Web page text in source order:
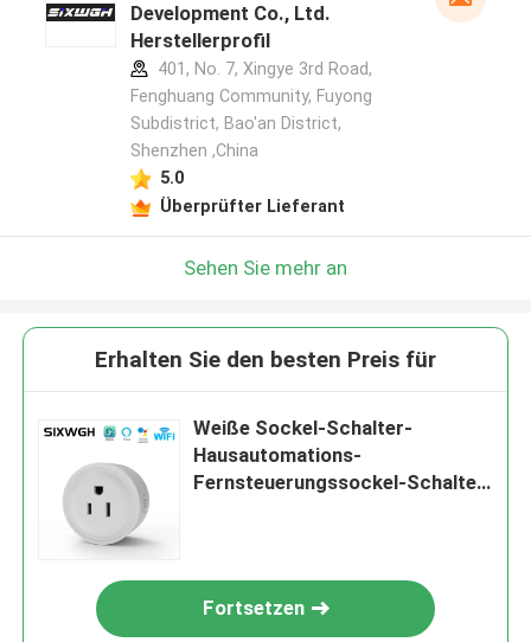
Development Co., Ltd.
Herstellerprofil
401, No. 7, Xingye 3rd Road,
Fenghuang Community, Fuyong
Subdistrict, Bao'an District,
Shenzhen ,China
5.0
Überprüfter Lieferant
Sehen Sie mehr an
Erhalten Sie den besten Preis für
Weiße Sockel-Schalter-
Hausautomations-
Fernsteuerungssockel-Schalter
Fortsetzen